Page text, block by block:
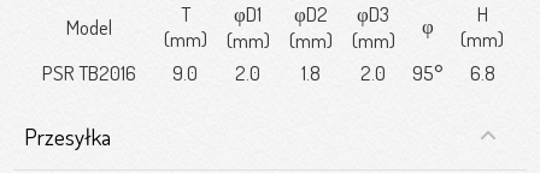
Model
T
(mm)
φD1
(mm)
φD2
(mm)
φD3
(mm)
φ
H
(mm)
PSR TB2016
9.0 2.0 1.8 2.0 95° 6.8
Przesyłka